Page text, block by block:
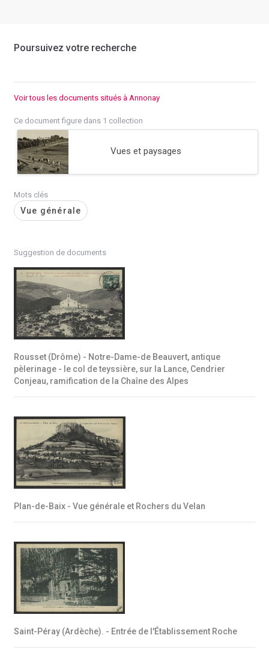
Poursuivez votre recherche
Voir tous les documents situés à Annonay
Ce document figure dans 1 collection
Vues et paysages
Mots clés
Vue générale
Suggestion de documents
Rousset (Drôme) - Notre-Dame-de Beauvert, antique
pèlerinage - le col de teyssière, sur la Lance, Cendrier
Conjeau, ramification de la Chaîne des Alpes
Plan-de-Baix - Vue générale et Rochers du Velan
Saint-Péray (Ardèche). - Entrée de l'Établissement Roche